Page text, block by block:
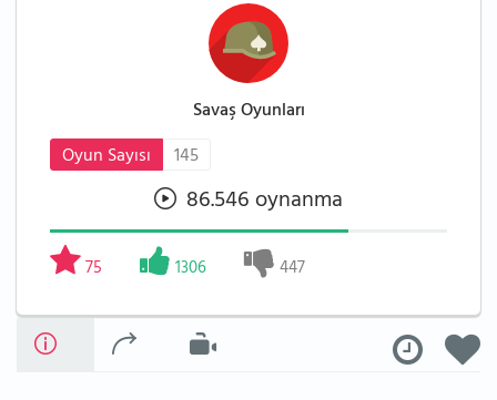
Savaş Oyunları
Oyun Sayısı
145
86.546 oynanma
75 1306 447